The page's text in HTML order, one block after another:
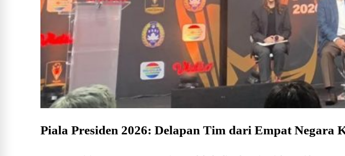
Piala Presiden 2026: Delapan Tim dari Empat Negara